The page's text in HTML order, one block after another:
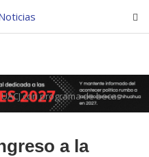
con programa de becas
a la